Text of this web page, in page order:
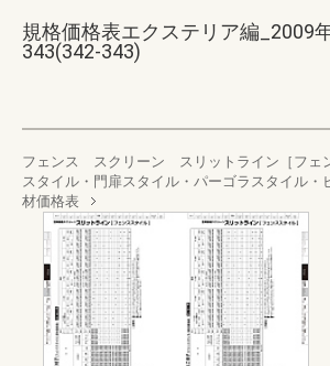
規格価格表エクステリア編_2009
343(342-343)
フェンス スクリーン スリットライン［フェ
スタイル・門扉スタイル・パーゴラスタイル
材価格表